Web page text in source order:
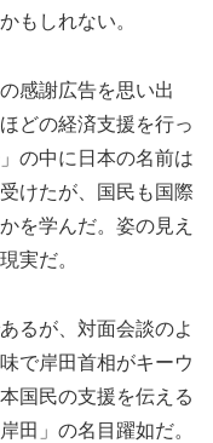
もしれない。
感謝広告を思い出
どの経済支援を行っ
の中に日本の名前は
けたが、国民も国際
を学んだ。姿の見え
実だ。
るが、対面会談のよ
で岸田首相がキーウ
国民の支援を伝える
田」の名目躍如だ。